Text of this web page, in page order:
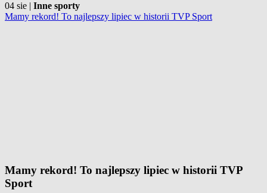
04 sie
Inne sporty
Mamy rekord! To najlepszy lipiec w historii TVP Sport
Mamy rekord! To najlepszy lipiec w historii TVP
Sport